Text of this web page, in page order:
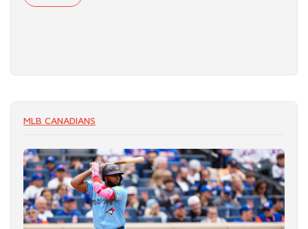
MLB CANADIANS